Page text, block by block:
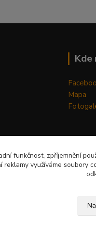
Kde
Mapa
funkčnost, zpříjemnění
reklamy využíváme soubory